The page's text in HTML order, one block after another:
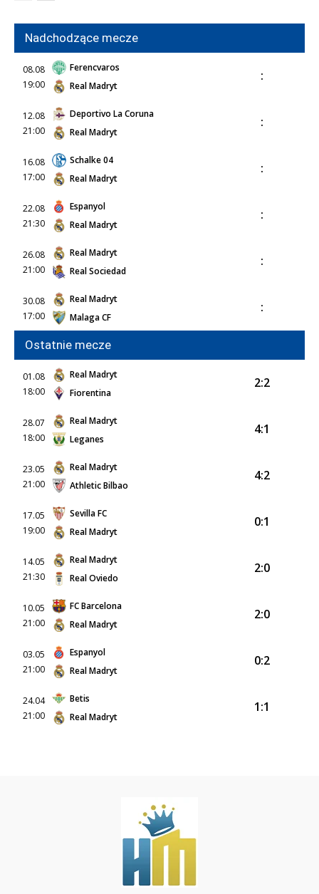
Nadchodzące mecze
08.08
19:00
Ferencvaros
Real Madryt
:
12.08
21:00
Deportivo La Coruna
Real Madryt
:
16.08
17:00
Schalke 04
Real Madryt
:
22.08
21:30
Espanyol
Real Madryt
:
26.08
21:00
Real Madryt
Real Sociedad
:
30.08
17:00
Real Madryt
Malaga CF
:
Ostatnie mecze
01.08
18:00
Real Madryt
Fiorentina
2:2
28.07
18:00
Real Madryt
Leganes
4:1
23.05
21:00
Real Madryt
Athletic Bilbao
4:2
17.05
19:00
Sevilla FC
Real Madryt
0:1
14.05
21:30
Real Madryt
Real Oviedo
2:0
10.05
21:00
FC Barcelona
Real Madryt
2:0
03.05
21:00
Espanyol
Real Madryt
0:2
24.04
21:00
Betis
Real Madryt
1:1